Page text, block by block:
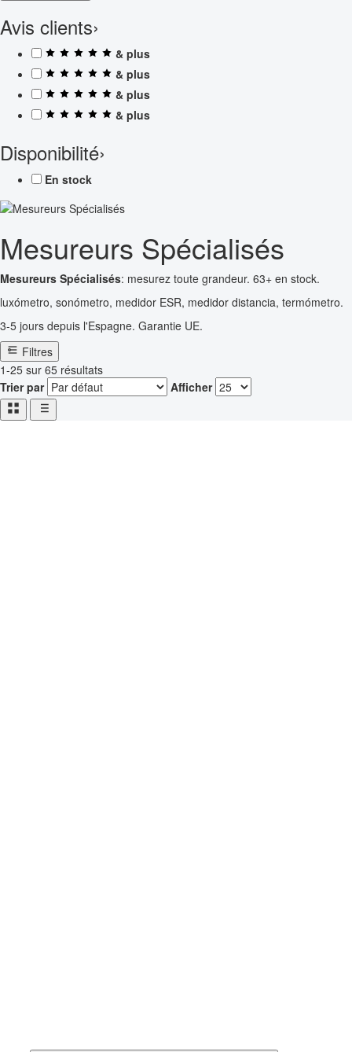
Avis clients›
& plus
& plus
& plus
& plus
Disponibilité›
En stock
Mesureurs Spécialisés
Mesureurs Spécialisés: mesurez toute grandeur. 63+ en stock.
luxómetro, sonómetro, medidor ESR, medidor distancia, termómetro.
3-5 jours depuis l'Espagne. Garantie UE.
Filtres
1-25 sur 65 résultats
Trier par
Afficher